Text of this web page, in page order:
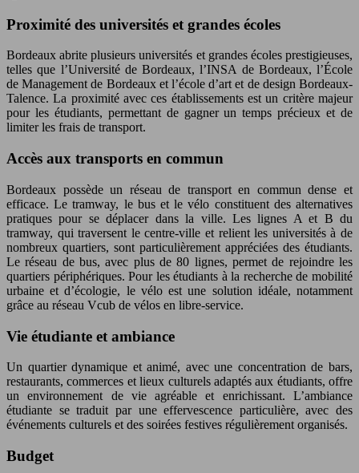
Proximité des universités et grandes écoles
Bordeaux abrite plusieurs universités et grandes écoles prestigieuses,
telles que l’Université de Bordeaux, l’INSA de Bordeaux, l’École
de Management de Bordeaux et l’école d’art et de design Bordeaux-
Talence. La proximité avec ces établissements est un critère majeur
pour les étudiants, permettant de gagner un temps précieux et de
limiter les frais de transport.
Accès aux transports en commun
Bordeaux possède un réseau de transport en commun dense et
efficace. Le tramway, le bus et le vélo constituent des alternatives
pratiques pour se déplacer dans la ville. Les lignes A et B du
tramway, qui traversent le centre-ville et relient les universités à de
nombreux quartiers, sont particulièrement appréciées des étudiants.
Le réseau de bus, avec plus de 80 lignes, permet de rejoindre les
quartiers périphériques. Pour les étudiants à la recherche de mobilité
urbaine et d’écologie, le vélo est une solution idéale, notamment
grâce au réseau Vcub de vélos en libre-service.
Vie étudiante et ambiance
Un quartier dynamique et animé, avec une concentration de bars,
restaurants, commerces et lieux culturels adaptés aux étudiants, offre
un environnement de vie agréable et enrichissant. L’ambiance
étudiante se traduit par une effervescence particulière, avec des
événements culturels et des soirées festives régulièrement organisés.
Budget